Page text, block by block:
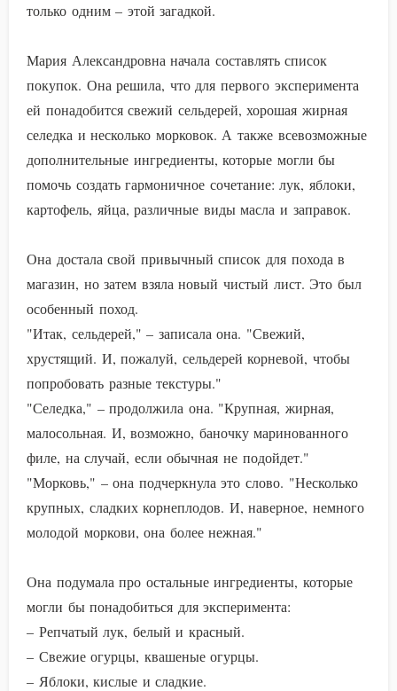
только одним – этой загадкой.
Мария Александровна начала составлять список
покупок. Она решила, что для первого эксперимента
ей понадобится свежий сельдерей, хорошая жирная
селедка и несколько морковок. А также всевозможные
дополнительные ингредиенты, которые могли бы
помочь создать гармоничное сочетание: лук, яблоки,
картофель, яйца, различные виды масла и заправок.
Она достала свой привычный список для похода в
магазин, но затем взяла новый чистый лист. Это был
особенный поход.
"Итак, сельдерей," – записала она. "Свежий,
хрустящий. И, пожалуй, сельдерей корневой, чтобы
попробовать разные текстуры."
"Селедка," – продолжила она. "Крупная, жирная,
малосольная. И, возможно, баночку маринованного
филе, на случай, если обычная не подойдет."
"Морковь," – она подчеркнула это слово. "Несколько
крупных, сладких корнеплодов. И, наверное, немного
молодой моркови, она более нежная."
Она подумала про остальные ингредиенты, которые
могли бы понадобиться для эксперимента:
– Репчатый лук, белый и красный.
– Свежие огурцы, квашеные огурцы.
– Яблоки, кислые и сладкие.